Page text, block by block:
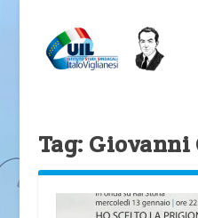
Tag: Giovanni